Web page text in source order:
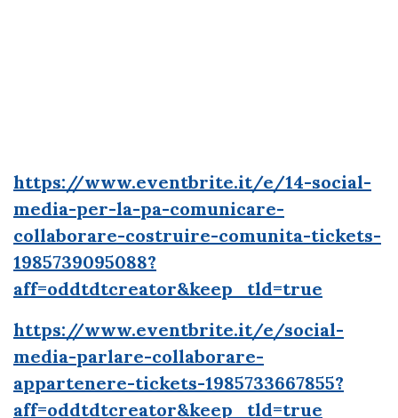
https://www.eventbrite.it/e/14-social-
media-per-la-pa-comunicare-
collaborare-costruire-comunita-tickets-
1985739095088?
aff=oddtdtcreator&keep_tld=true
https://www.eventbrite.it/e/social-
media-parlare-collaborare-
appartenere-tickets-1985733667855?
aff=oddtdtcreator&keep_tld=true